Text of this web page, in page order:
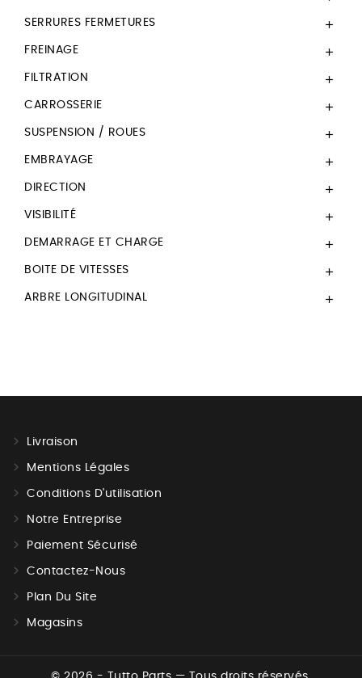
SERRURES FERMETURES 
FREINAGE 
FILTRATION 
CARROSSERIE 
SUSPENSION / ROUES 
EMBRAYAGE 
DIRECTION 
VISIBILITÉ 
DEMARRAGE ET CHARGE 
BOITE DE VITESSES 
ARBRE LONGITUDINAL 
Livraison
Mentions Légales
Conditions D'utilisation
Notre Entreprise
Paiement Sécurisé
Contactez-Nous
Plan Du Site
Magasins